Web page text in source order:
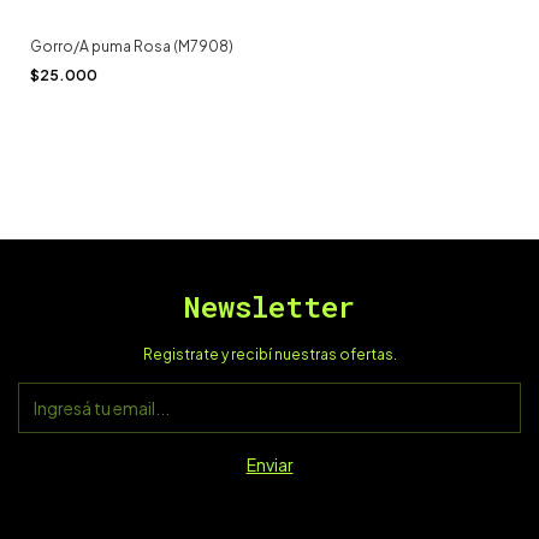
Gorro/A puma Rosa (M7908)
$25.000
Newsletter
Registrate y recibí nuestras ofertas.